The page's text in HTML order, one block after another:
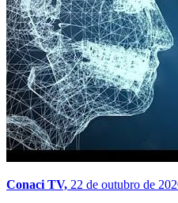
Conaci TV, 22 de outubro de